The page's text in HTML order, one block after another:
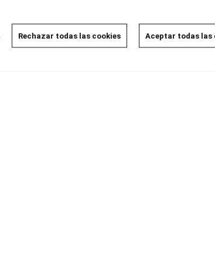
Rechazar todas las cookies Aceptar todas las